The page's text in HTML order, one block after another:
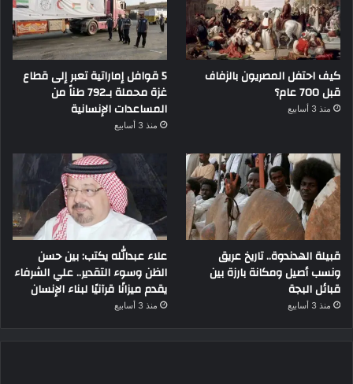
كيف احتفل المصريون بالزفاف
قبل 700 عام؟
منذ 3 أسابيع
5 قوافل إماراتية تعبر إلى قطاع
غزة محملة بـ792 طناً من
المساعدات الإنسانية
منذ 3 أسابيع
قبيلة الهدندوة.. تاريخ عريق
ونسب أصيل ومكانة بارزة بين
قبائل البجة
منذ 3 أسابيع
علاء عبدالله يكتب: بين حسن
الظن وسوء التقدير.. علي الشرفاء
يقدم ميزانًا قرآنيًا لبناء الإنسان
منذ 3 أسابيع